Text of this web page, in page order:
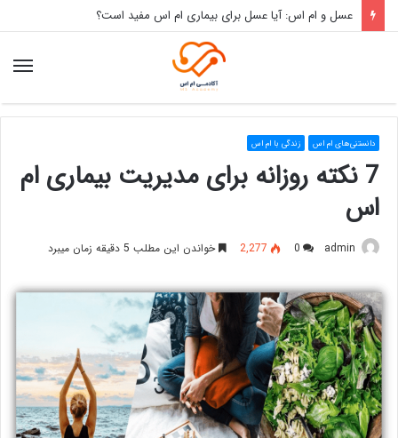
عسل و ام اس: آیا عسل برای بیماری ام اس مفید است؟
منو
دانستنی‌های ام اس زندگی با ام اس
7 نکته روزانه برای مدیریت بیماری ام
اس
admin
0
2,277 خواندن این مطلب 5 دقیقه زمان میبرد